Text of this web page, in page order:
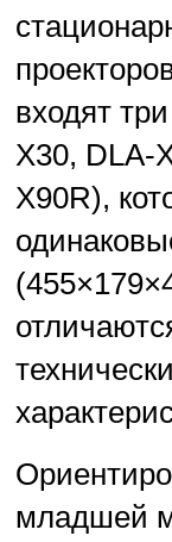
входят
X30, DLA-
X90R),
младшей